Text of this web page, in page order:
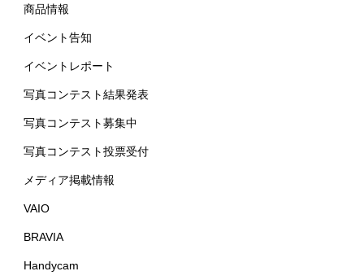
商品情報
イベント告知
イベントレポート
写真コンテスト結果発表
写真コンテスト募集中
写真コンテスト投票受付
メディア掲載情報
VAIO
BRAVIA
Handycam